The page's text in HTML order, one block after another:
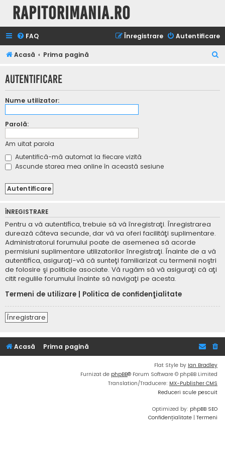
Rapitorimania.ro
FAQ Autentificare
Înregistrare
Acasă Prima pagină
t
Autentificare
Nume utilizator:
Parolă:
Am uitat parola
Autentifică-mă automat la fiecare vizită
Ascunde starea mea online în această sesiune
ÎNREGISTRARE
Pentru a vă autentifica, trebuie să vă înregistraţi. Înregistrarea
durează câteva secunde, dar vă va oferi facilităţi suplimentare.
Administratorul forumului poate de asemenea să acorde
permisiuni suplimentare utilizatorilor înregistraţi. Înainte de a vă
autentifica, asiguraţi-vă că sunteţi familiarizat cu termenii noştri
de folosire şi politicile asociate. Vă rugăm să vă asiguraţi că aţi
citit regulile forumului înainte să navigaţi pe acesta.
Termeni de utilizare
Politica de confidenţialitate
Înregistrare
Acasă Prima pagină
Flat Style by Ian Bradley
Furnizat de phpBB® Forum Software © phpBB Limited
Translation/Traducere: MX-Publisher CMS
Reduceri scule pescuit
Optimized by: phpBB SEO
Confidențialitate | Termeni